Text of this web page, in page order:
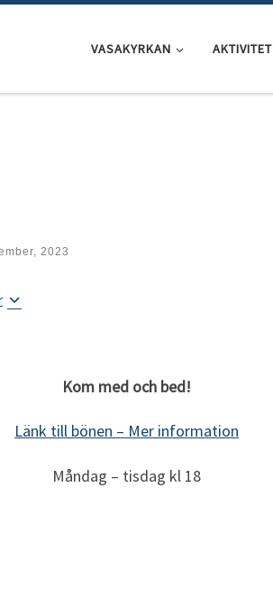
VASAKYRKAN AKTIVITET
2023
Kom med och bed!
Länk till bönen – Mer information
Måndag – tisdag kl 18